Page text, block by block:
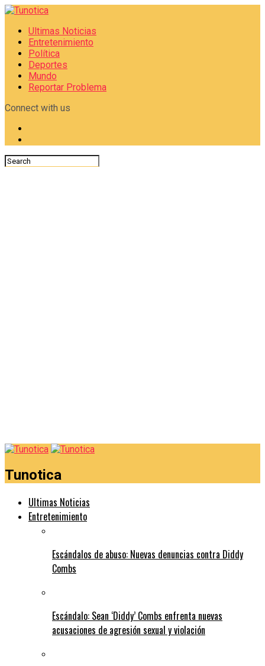
Ultimas Noticias
Entretenimiento
Política
Deportes
Mundo
Reportar Problema
Connect with us
Tunotica
Ultimas Noticias
Entretenimiento
Escándalos de abuso: Nuevas denuncias contra Diddy
Combs
Escándalo: Sean ‘Diddy’ Combs enfrenta nuevas
acusaciones de agresión sexual y violación